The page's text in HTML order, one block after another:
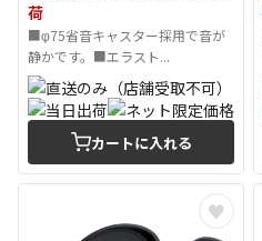
荷
■φ75省音キャスター採用で音が
静かです。■エラスト...
カートに入れる